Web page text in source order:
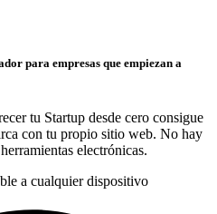
para empresas que empiezan a
tu Startup desde cero consigue
con tu propio sitio web. No hay
electrónicas.
a cualquier dispositivo